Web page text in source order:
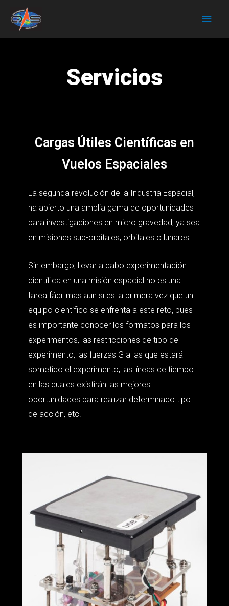
Servicios
Cargas Útiles Científicas en
Vuelos Espaciales
La segunda revolución de la Industria Espacial,
ha abierto una amplia gama de oportunidades
para investigaciones en micro gravedad, ya sea
en misiones sub-orbitales, orbitales o lunares.
Sin embargo, llevar a cabo experimentación
científica en una misión espacial no es una
tarea fácil mas aun si es la primera vez que un
equipo científico se enfrenta a este reto, pues
es importante conocer los formatos para los
experimentos, las restricciones de tipo de
experimento, las fuerzas G a las que estará
sometido el experimento, las líneas de tiempo
en las cuales existirán las mejores
oportunidades para realizar determinado tipo
de acción, etc.